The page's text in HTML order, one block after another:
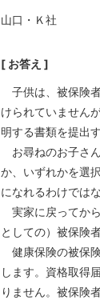
山口・Ｋ社
[ お答え ]
子供は、被保険
けられていません
明する書類を提出
お尋ねのお子さ
か、いずれかを選
になれるわけでは
実家に戻ってか
としての）被保険
健康保険の被保
します。資格取得
りません。被保険